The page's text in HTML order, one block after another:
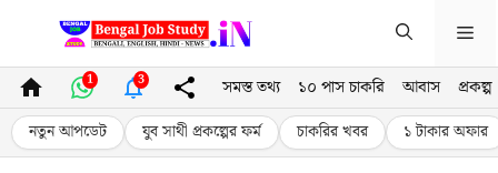
content
1 3 সমস্ত তথ্য ১০ পাস চাকরি আবাস প্রকল্প
নতুন আপডেট যুব সাথী প্রকল্পের ফর্ম চাকরির খবর ১ টাকার অফার